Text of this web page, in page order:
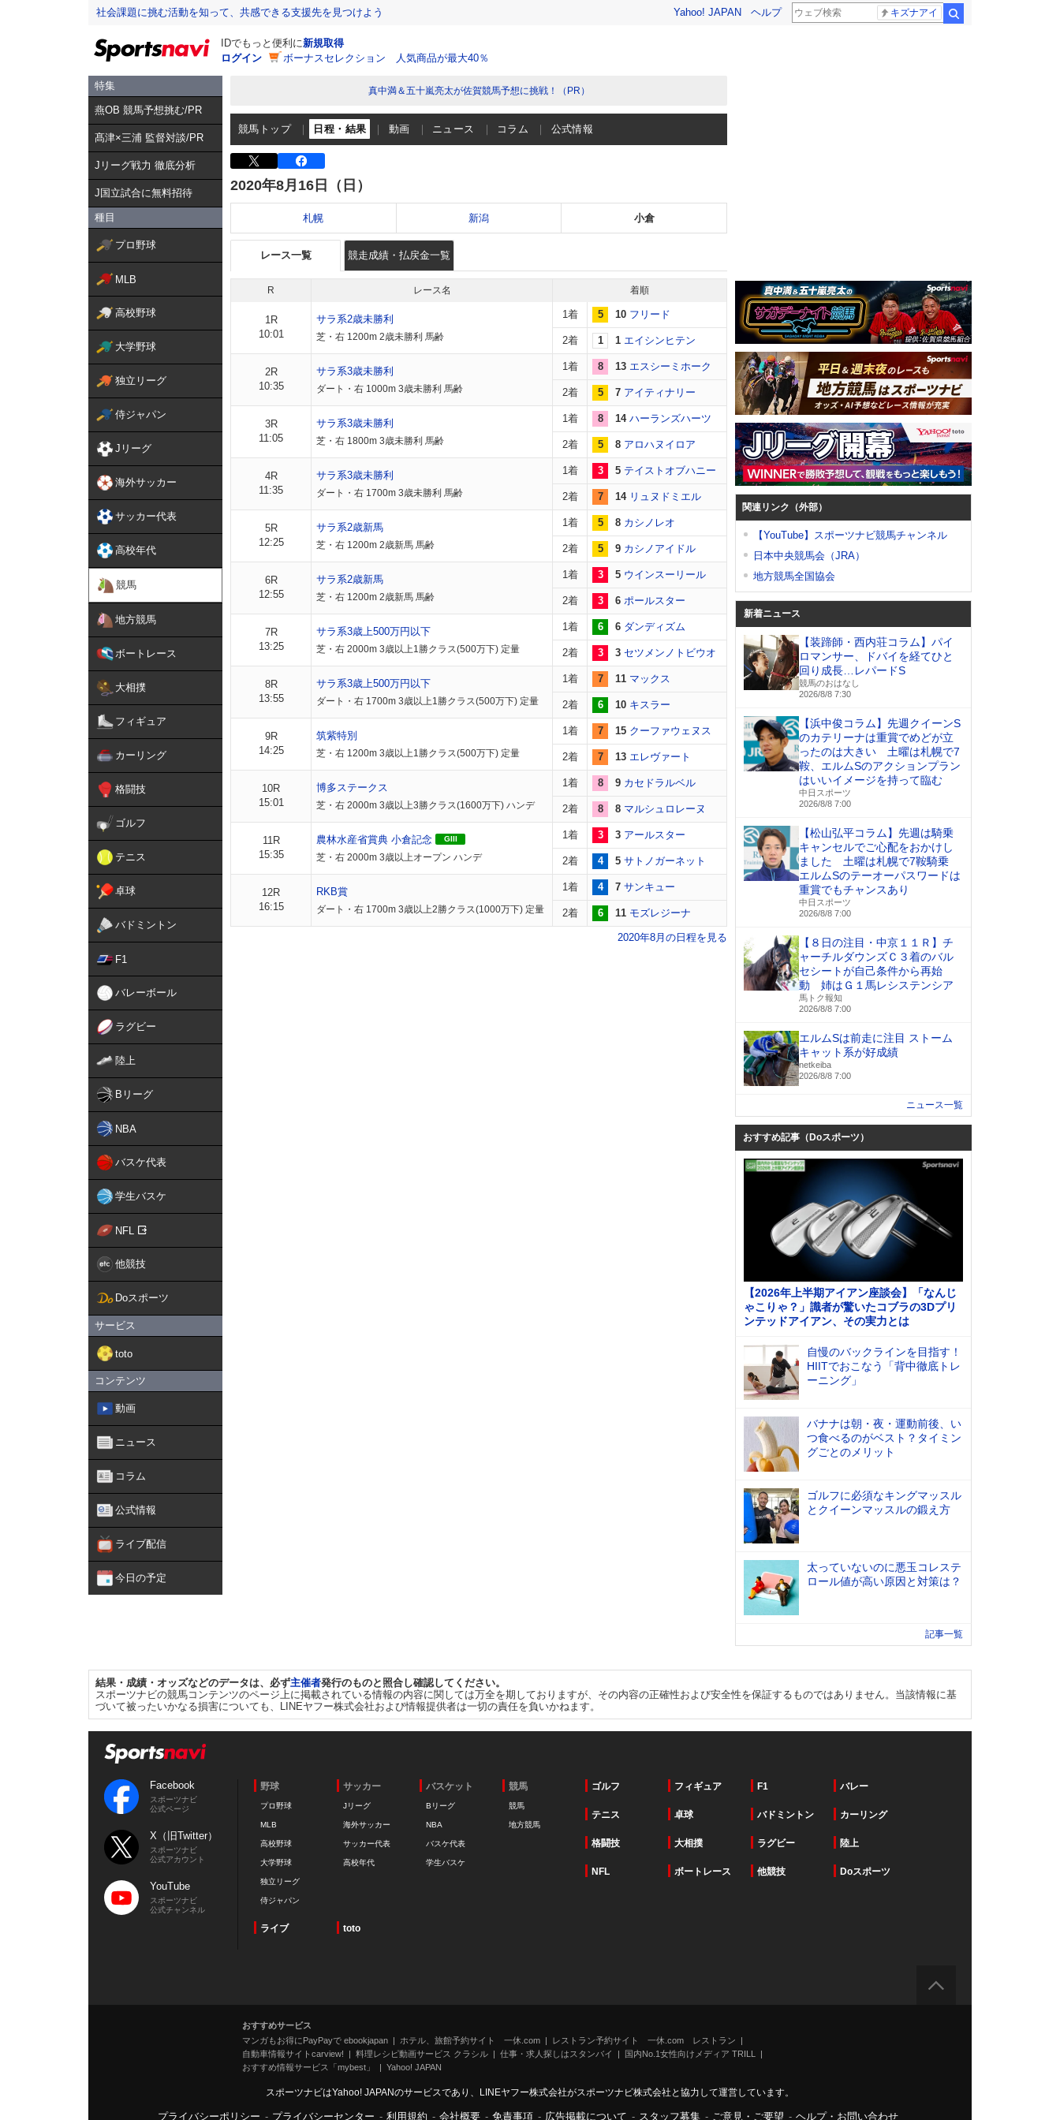
社会課題に挑む活動を知って、共感できる支援先を見つけよう Yahoo! JAPAN ヘルプ キズナアイ
IDでもっと便利に新規取得
ログイン
ボーナスセレクション 人気商品が最大40％
特集
燕OB 競馬予想挑む/PR
髙津×三浦 監督対談/PR
Jリーグ戦力 徹底分析
J国立試合に無料招待
種目
プロ野球
MLB
高校野球
大学野球
独立リーグ
侍ジャパン
Jリーグ
海外サッカー
サッカー代表
高校年代
競馬
地方競馬
ボートレース
大相撲
フィギュア
カーリング
格闘技
ゴルフ
テニス
卓球
バドミントン
F1
バレーボール
ラグビー
陸上
Bリーグ
NBA
バスケ代表
学生バスケ
NFL
他競技
Doスポーツ
サービス
toto
コンテンツ
動画
ニュース
コラム
公式情報
ライブ配信
今日の予定
真中満＆五十嵐亮太が佐賀競馬予想に挑戦！（PR）
競馬トップ 日程・結果 動画 ニュース コラム 公式情報
2020年8月16日（日）
札幌 新潟 小倉
レース一覧 競走成績・払戻金一覧
R レース名 着順
1R
10:01
サラ系2歳未勝利
芝・右 1200m 2歳未勝利 馬齢
1着 5 10 フリード
2着 1 1 エイシンヒテン
2R
10:35
サラ系3歳未勝利
ダート・右 1000m 3歳未勝利 馬齢
1着 8 13 エスシーミホーク
2着 5 7 アイティナリー
3R
11:05
サラ系3歳未勝利
芝・右 1800m 3歳未勝利 馬齢
1着 8 14 ハーランズハーツ
2着 5 8 アロハヌイロア
4R
11:35
サラ系3歳未勝利
ダート・右 1700m 3歳未勝利 馬齢
1着 3 5 テイストオブハニー
2着 7 14 リュヌドミエル
5R
12:25
サラ系2歳新馬
芝・右 1200m 2歳新馬 馬齢
1着 5 8 カシノレオ
2着 5 9 カシノアイドル
6R
12:55
サラ系2歳新馬
芝・右 1200m 2歳新馬 馬齢
1着 3 5 ウインスーリール
2着 3 6 ポールスター
7R
13:25
サラ系3歳上500万円以下
芝・右 2000m 3歳以上1勝クラス(500万下) 定量
1着 6 6 ダンディズム
2着 3 3 セツメンノトビウオ
8R
13:55
サラ系3歳上500万円以下
ダート・右 1700m 3歳以上1勝クラス(500万下) 定量
1着 7 11 マックス
2着 6 10 キスラー
9R
14:25
筑紫特別
芝・右 1200m 3歳以上1勝クラス(500万下) 定量
1着 7 15 クーファウェヌス
2着 7 13 エレヴァート
10R
15:01
博多ステークス
芝・右 2000m 3歳以上3勝クラス(1600万下) ハンデ
1着 8 9 カセドラルベル
2着 8 8 マルシュロレーヌ
11R
15:35
農林水産省賞典 小倉記念 GIII
芝・右 2000m 3歳以上オープン ハンデ
1着 3 3 アールスター
2着 4 5 サトノガーネット
12R
16:15
RKB賞
ダート・右 1700m 3歳以上2勝クラス(1000万下) 定量
1着 4 7 サンキュー
2着 6 11 モズレジーナ
2020年8月の日程を見る
関連リンク（外部）
【YouTube】スポーツナビ競馬チャンネル
日本中央競馬会（JRA）
地方競馬全国協会
新着ニュース
【装蹄師・西内荘コラム】パイ
ロマンサー、ドバイを経てひと
回り成長…レパードS
競馬のおはなし
2026/8/8 7:30
【浜中俊コラム】先週クイーンS
のカテリーナは重賞でめどが立
ったのは大きい 土曜は札幌で7
鞍、エルムSのアクションプラン
はいいイメージを持って臨む
中日スポーツ
2026/8/8 7:00
【松山弘平コラム】先週は騎乗
キャンセルでご心配をおかけし
ました 土曜は札幌で7鞍騎乗
エルムSのテーオーパスワードは
重賞でもチャンスあり
中日スポーツ
2026/8/8 7:00
【８日の注目・中京１１Ｒ】チ
ャーチルダウンズＣ３着のバル
セシートが自己条件から再始
動 姉はＧ１馬レシステンシア
馬トク報知
2026/8/8 7:00
エルムSは前走に注目 ストーム
キャット系が好成績
netkeiba
2026/8/8 7:00
ニュース一覧
おすすめ記事（Doスポーツ）
【2026年上半期アイアン座談会】「なんじ
ゃこりゃ？」識者が驚いたコブラの3Dプリ
ンテッドアイアン、その実力とは
自慢のバックラインを目指す！
HIITでおこなう「背中徹底トレ
ーニング」
バナナは朝・夜・運動前後、い
つ食べるのがベスト？タイミン
グごとのメリット
ゴルフに必須なキングマッスル
とクイーンマッスルの鍛え方
太っていないのに悪玉コレステ
ロール値が高い原因と対策は？
記事一覧
結果・成績・オッズなどのデータは、必ず主催者発行のものと照合し確認してください。
スポーツナビの競馬コンテンツのページ上に掲載されている情報の内容に関しては万全を期しておりますが、その内容の正確性および安全性を保証するものではありません。当該情報に基
づいて被ったいかなる損害についても、LINEヤフー株式会社および情報提供者は一切の責任を負いかねます。
Facebook
スポーツナビ
公式ページ
X（旧Twitter）
スポーツナビ
公式アカウント
YouTube
スポーツナビ
公式チャンネル
野球
プロ野球
MLB
高校野球
大学野球
独立リーグ
侍ジャパン
サッカー
Jリーグ
海外サッカー
サッカー代表
高校年代
バスケット
Bリーグ
NBA
バスケ代表
学生バスケ
競馬
競馬
地方競馬
ゴルフ フィギュア F1 バレー
テニス 卓球 バドミントン カーリング
格闘技 大相撲 ラグビー 陸上
NFL ボートレース 他競技 Doスポーツ
ライブ toto
おすすめサービス
マンガもお得にPayPayで ebookjapan
ホテル、旅館予約サイト 一休.com
レストラン予約サイト 一休.com レストラン
自動車情報サイトcarview!
料理レシピ動画サービス クラシル 仕事・求人探しはスタンバイ
国内No.1女性向けメディア TRILL
おすすめ情報サービス「mybest」
Yahoo! JAPAN
スポーツナビはYahoo! JAPANのサービスであり、LINEヤフー株式会社がスポーツナビ株式会社と協力して運営しています。
プライバシーポリシー - プライバシーセンター - 利用規約 - 会社概要 - 免責事項 - 広告掲載について - スタッフ募集 - ご意見・ご要望 - ヘルプ・お問い合わせ